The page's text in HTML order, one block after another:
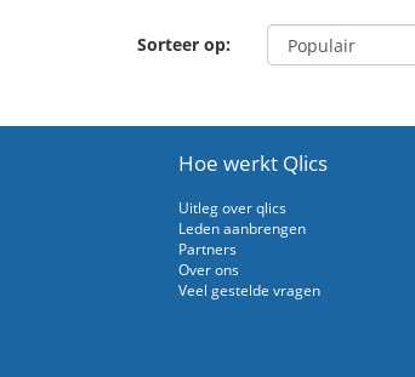
Sorteer op:
Hoe werkt Qlics
Uitleg over qlics
Leden aanbrengen
Partners
Over ons
Veel gestelde vragen